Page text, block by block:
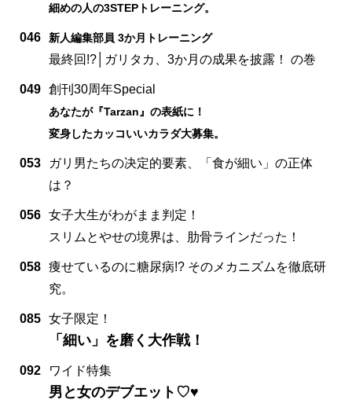
細めの人の3STEPトレーニング。
046 新人編集部員 3か月トレーニング
最終回!?│ガリタカ、3か月の成果を披露！ の巻
049 創刊30周年Special
あなたが『Tarzan』の表紙に！
変身したカッコいいカラダ大募集。
053
ガリ男たちの决定的要素、「食が細い」の正体
は？
056 女子大生がわがまま判定！
スリムとやせの境界は、肋骨ラインだった！
058 痩せているのに糖尿病!? そのメカニズムを徹底研
究。
085 女子限定！
「細い」を磨く大作戦！
092 ワイド特集
男と女のデブエット♡♥